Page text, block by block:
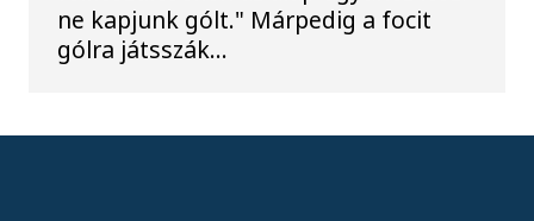
ne kapjunk gólt." Márpedig a focit
gólra játsszák...